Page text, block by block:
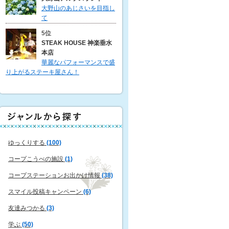
大野山のあじさいを目指し
て
5位
STEAK HOUSE 神楽垂水
本店
華麗なパフォーマンスで盛
り上がるステーキ屋さん！
ゆっくりする (100)
コープこうべの施設 (1)
コープステーションお出かけ情報(38)
スマイル投稿キャンペーン (6)
友達みつかる (3)
学ぶ (50)